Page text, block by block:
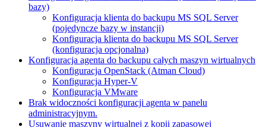
bazy)
Konfiguracja klienta do backupu MS SQL Server
(pojedyncze bazy w instancji)
Konfiguracja klienta do backupu MS SQL Server
(konfiguracja opcjonalna)
Konfiguracja agenta do backupu całych maszyn wirtualnych
Konfiguracja OpenStack (Atman Cloud)
Konfiguracja Hyper-V
Konfiguracja VMware
Brak widoczności konfiguracji agenta w panelu
administracyjnym.
Usuwanie maszyny wirtualnej z kopii zapasowej